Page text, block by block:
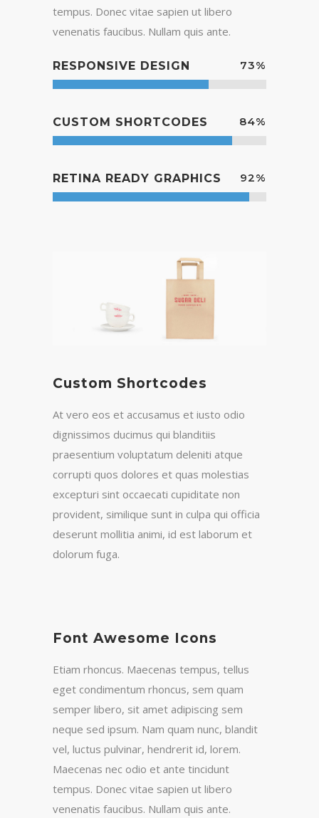
tempus. Donec vitae sapien ut libero
venenatis faucibus. Nullam quis ante.
RESPONSIVE DESIGN 73%
CUSTOM SHORTCODES 84%
RETINA READY GRAPHICS 92%
Custom Shortcodes
At vero eos et accusamus et iusto odio
dignissimos ducimus qui blanditiis
praesentium voluptatum deleniti atque
corrupti quos dolores et quas molestias
excepturi sint occaecati cupiditate non
provident, similique sunt in culpa qui officia
deserunt mollitia animi, id est laborum et
dolorum fuga.
Font Awesome Icons
Etiam rhoncus. Maecenas tempus, tellus
eget condimentum rhoncus, sem quam
semper libero, sit amet adipiscing sem
neque sed ipsum. Nam quam nunc, blandit
vel, luctus pulvinar, hendrerit id, lorem.
Maecenas nec odio et ante tincidunt
tempus. Donec vitae sapien ut libero
venenatis faucibus. Nullam quis ante.